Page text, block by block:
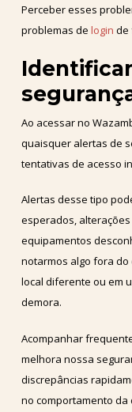
Perceber esses
problemas de login de
Ao acessar no
quaisquer alertas de
tentativas de acesso
Alertas desse tipo
esperados,
equipamentos
notarmos algo fora do
local diferente ou em
demora.
Acompanhar
melhora nossa
discrepâncias
no comportamento